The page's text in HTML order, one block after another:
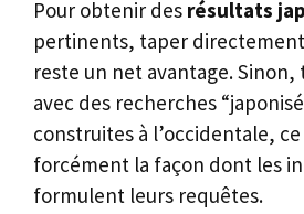
Pour obtenir des résultats
pertinents, taper
reste un net avantage.
avec des recherches
construites à l’occidentale,
forcément la façon dont les
formulent leurs requêtes.